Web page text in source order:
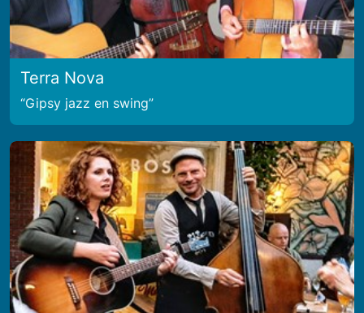
Terra Nova
Gipsy jazz en swing